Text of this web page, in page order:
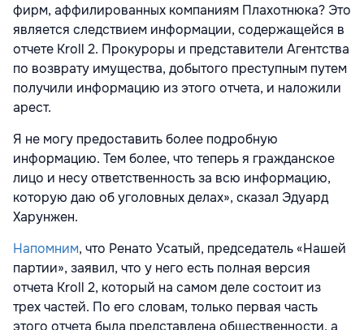
фирм, аффилированных компаниям Плахотнюка? Это
является следствием информации, содержащейся в
отчете Kroll 2. Прокуроры и представители Агентства
по возврату имущества, добытого преступным путем
получили информацию из этого отчета, и наложили
арест.
Я не могу предоставить более подробную
информацию. Тем более, что теперь я гражданское
лицо и несу ответственность за всю информацию,
которую даю об уголовных делах», сказал Эдуард
Харунжен.
Напомним, что Ренато Усатый, председатель «Нашей
партии», заявил, что у него есть полная версия
отчета Kroll 2, который на самом деле состоит из
трех частей. По его словам, только первая часть
этого отчета была представлена общественности, а